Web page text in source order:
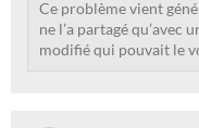
Ce problème vient
ne l’a partagé qu’avec
modifié qui pouvait le